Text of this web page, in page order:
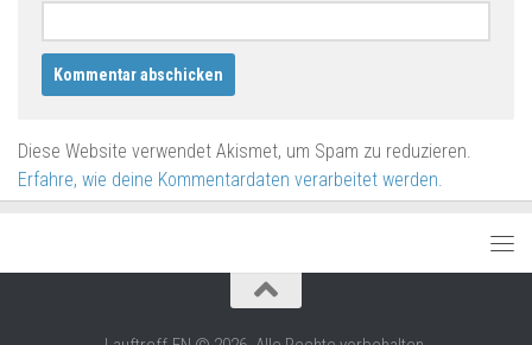
Diese Website verwendet Akismet, um Spam zu reduzieren.
Erfahre, wie deine Kommentardaten verarbeitet werden.